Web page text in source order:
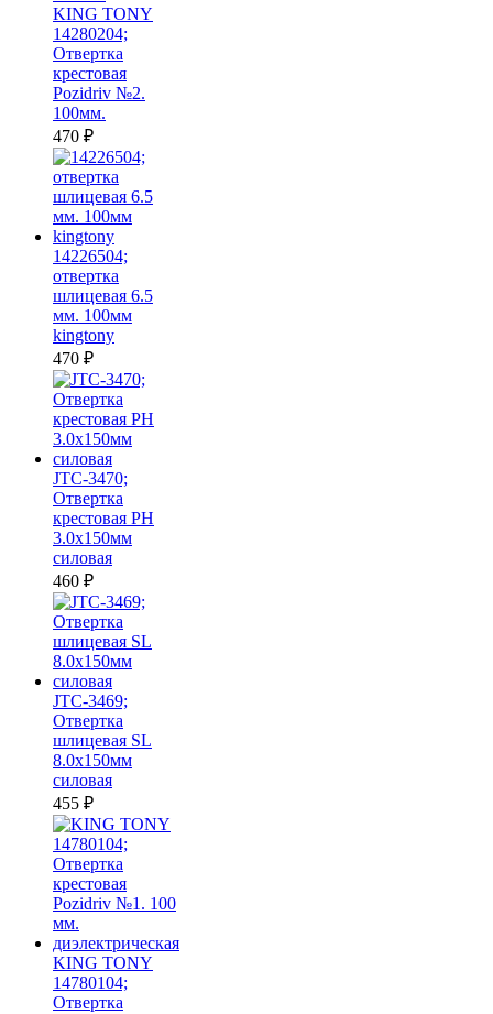
KING TONY
14280204;
Отвертка
крестовая
Pozidriv №2.
100мм.
470 ₽
14226504;
отвертка
шлицевая 6.5
мм. 100мм
kingtony
470 ₽
JTC-3470;
Отвертка
крестовая PH
3.0х150мм
силовая
460 ₽
JTC-3469;
Отвертка
шлицевая SL
8.0х150мм
силовая
455 ₽
KING TONY
14780104;
Отвертка